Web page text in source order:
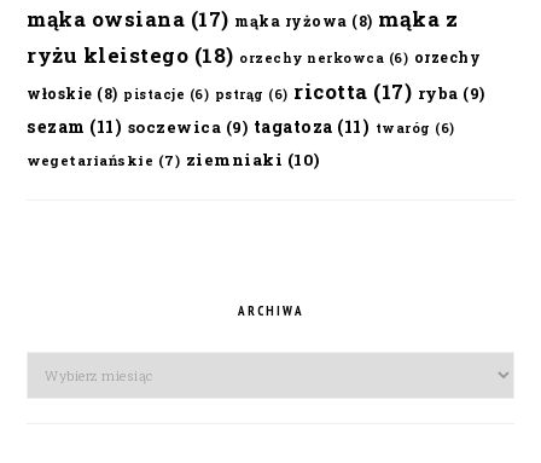
mąka owsiana (17) mąka ryżowa (8) mąka z
ryżu kleistego (18) orzechy nerkowca (6) orzechy
włoskie (8) pistacje (6) pstrąg (6) ricotta (17) ryba (9)
sezam (11) soczewica (9) tagatoza (11) twaróg (6)
wegetariańskie (7) ziemniaki (10)
ARCHIWA
Archiwa